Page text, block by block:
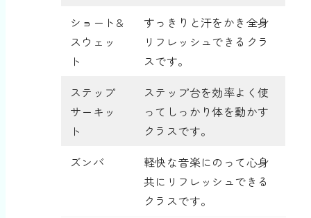
ショート&
スウェッ
ト
すっきりと汗をかき全身
リフレッシュできるクラ
スです。
ステップ
サーキッ
ト
ステップ台を効率よく使
ってしっかり体を動かす
クラスです。
ズンバ
軽快な音楽にのって心身
共にリフレッシュできる
クラスです。